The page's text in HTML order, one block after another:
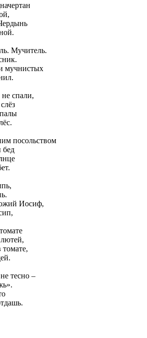
Мучитель.
мучнистых
спали,
посольством
бед
Иосиф,
тесно –